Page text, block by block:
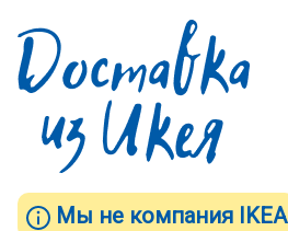
Мы не компания IKEA